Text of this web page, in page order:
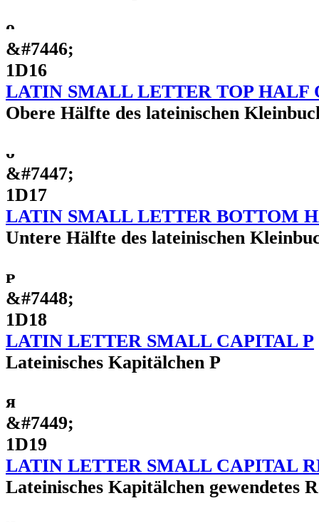
ᴖ
&#7446;
1D16
LATIN SMALL LETTER TOP HALF
Obere Hälfte des lateinischen
ᴗ
&#7447;
1D17
LATIN SMALL LETTER BOTTOM
Untere Hälfte des lateinischen
ᴘ
&#7448;
1D18
LATIN LETTER SMALL CAPITAL P
Lateinisches Kapitälchen P
ᴙ
&#7449;
1D19
LATIN LETTER SMALL CAPITAL
Lateinisches Kapitälchen gewendetes R